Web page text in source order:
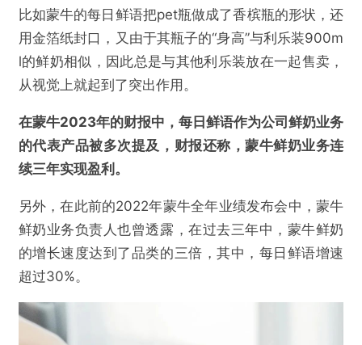
比如蒙牛的每日鲜语把pet瓶做成了香槟瓶的形状，还
用金箔纸封口，又由于其瓶子的“身高”与利乐装900m
l的鲜奶相似，因此总是与其他利乐装放在一起售卖，
从视觉上就起到了突出作用。
在蒙牛2023年的财报中，每日鲜语作为公司鲜奶业务
的代表产品被多次提及，财报还称，蒙牛鲜奶业务连
续三年实现盈利。
另外，在此前的2022年蒙牛全年业绩发布会中，蒙牛
鲜奶业务负责人也曾透露，在过去三年中，蒙牛鲜奶
的增长速度达到了品类的三倍，其中，每日鲜语增速
超过30%。